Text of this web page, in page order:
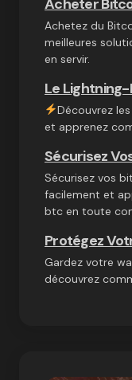
Acheter
Achetez du
meilleures
en servir.
Le
Découvrez
et apprenez
Sécurisez
Sécurisez vos
facilement et
btc en toute
Protégez
Gardez votre
découvrez